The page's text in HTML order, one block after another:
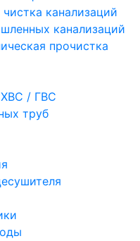
канализаций
канализаций
прочистка
ХВС / ГВС
труб